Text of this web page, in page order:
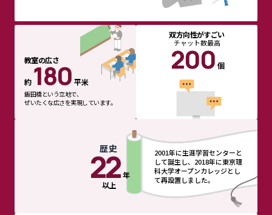
教室の広さ
約 180 平米
飯田橋という立地で、
ぜいたくな広さを実現しています。
双方向性がすごい
チャット数最高
200 個
歴史
22年
以上
2001年に生涯学習センターと
して誕生し、2018年に東京理
科大学オープンカレッジとし
て再設置しました。